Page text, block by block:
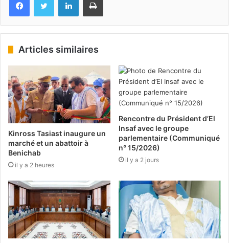
Articles similaires
Kinross Tasiast inaugure un
marché et un abattoir à
Benichab
il y a 2 heures
Rencontre du Président d’El
Insaf avec le groupe
parlementaire (Communiqué
n° 15/2026)
il y a 2 jours